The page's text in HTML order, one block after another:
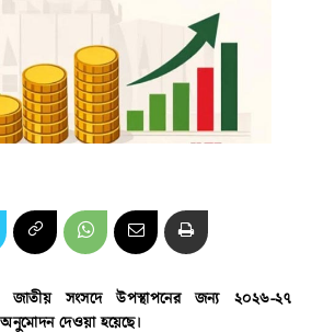
জাতীয় সংসদে উপস্থাপনের জন্য ২০২৬-২৭
অনুমোদন দেওয়া হয়েছে।